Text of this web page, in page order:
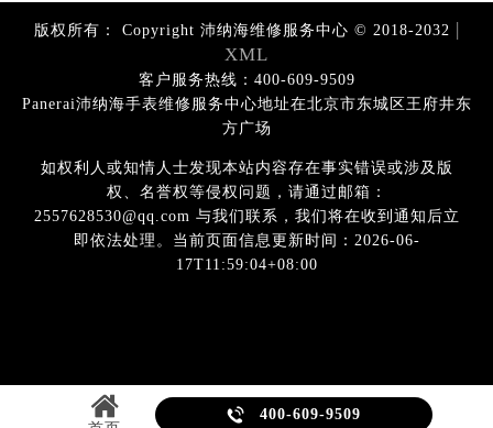
版权所有： Copyright 沛纳海维修服务中心 © 2018-2032 |
XML
客户服务热线：400-609-9509
Panerai沛纳海手表维修服务中心地址在北京市东城区王府井东
方广场
如权利人或知情人士发现本站内容存在事实错误或涉及版
权、名誉权等侵权问题，请通过邮箱：
2557628530@qq.com 与我们联系，我们将在收到通知后立
即依法处理。当前页面信息更新时间：2026-06-
17T11:59:04+08:00
 400-609-9509